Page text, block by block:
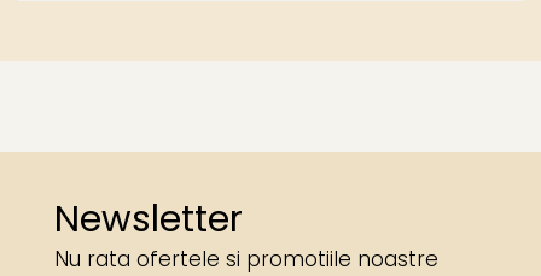
Newsletter
Nu rata ofertele si promotiile noastre